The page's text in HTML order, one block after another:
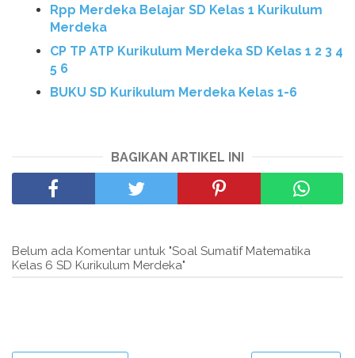
Rpp Merdeka Belajar SD Kelas 1 Kurikulum
Merdeka
CP TP ATP Kurikulum Merdeka SD Kelas 1 2 3 4
5 6
BUKU SD Kurikulum Merdeka Kelas 1-6
BAGIKAN ARTIKEL INI
Belum ada Komentar untuk "Soal Sumatif Matematika
Kelas 6 SD Kurikulum Merdeka"